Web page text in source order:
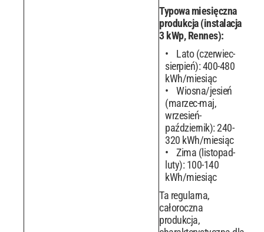
Typowa miesięczna
produkcja (instalacja
3 kWp, Rennes):
Lato (czerwiec-
sierpień): 400-480
kWh/miesiąc
Wiosna/jesień
(marzec-maj,
wrzesień-
październik): 240-
320 kWh/miesiąc
Zima (listopad-
luty): 100-140
kWh/miesiąc
Ta regularna,
całoroczna
produkcja,